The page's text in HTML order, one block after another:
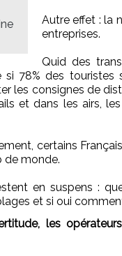
Autre effet : la
entreprises.
Quid des
78% des
les consignes de
et dans les airs,
certains
de monde.
en suspens :
et si oui
les